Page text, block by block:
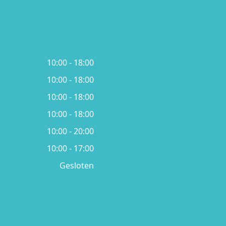
10:00 - 18:00
10:00 - 18:00
10:00 - 18:00
10:00 - 18:00
10:00 - 20:00
10:00 - 17:00
Gesloten